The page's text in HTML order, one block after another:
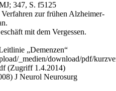
347, S. f5125
zur frühen Alzheimer-
mit dem Vergessen.
„Demenzen“
_medien/download/pdf/
(Zugriff 1.4.2014)
J Neurol Neurosurg